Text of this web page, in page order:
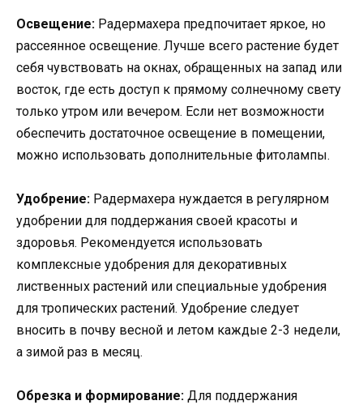
Освещение: Радермахера предпочитает яркое, но
рассеянное освещение. Лучше всего растение будет
себя чувствовать на окнах, обращенных на запад или
восток, где есть доступ к прямому солнечному свету
только утром или вечером. Если нет возможности
обеспечить достаточное освещение в помещении,
можно использовать дополнительные фитолампы.
Удобрение: Радермахера нуждается в регулярном
удобрении для поддержания своей красоты и
здоровья. Рекомендуется использовать
комплексные удобрения для декоративных
лиственных растений или специальные удобрения
для тропических растений. Удобрение следует
вносить в почву весной и летом каждые 2-3 недели,
а зимой раз в месяц.
Обрезка и формирование: Для поддержания